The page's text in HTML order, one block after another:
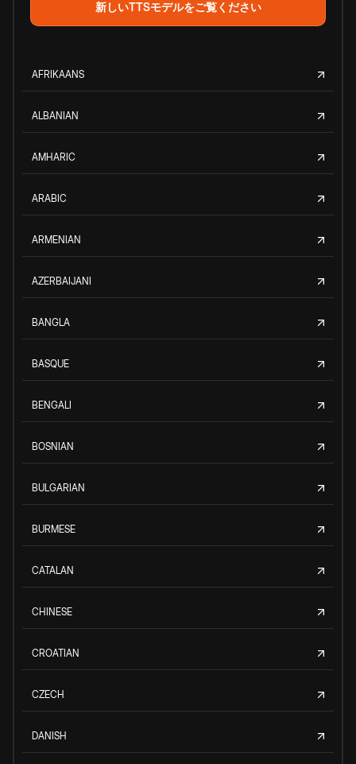
新しいTTSモデルをご覧ください
AFRIKAANS
ALBANIAN
AMHARIC
ARABIC
ARMENIAN
AZERBAIJANI
BANGLA
BASQUE
BENGALI
BOSNIAN
BULGARIAN
BURMESE
CATALAN
CHINESE
CROATIAN
CZECH
DANISH